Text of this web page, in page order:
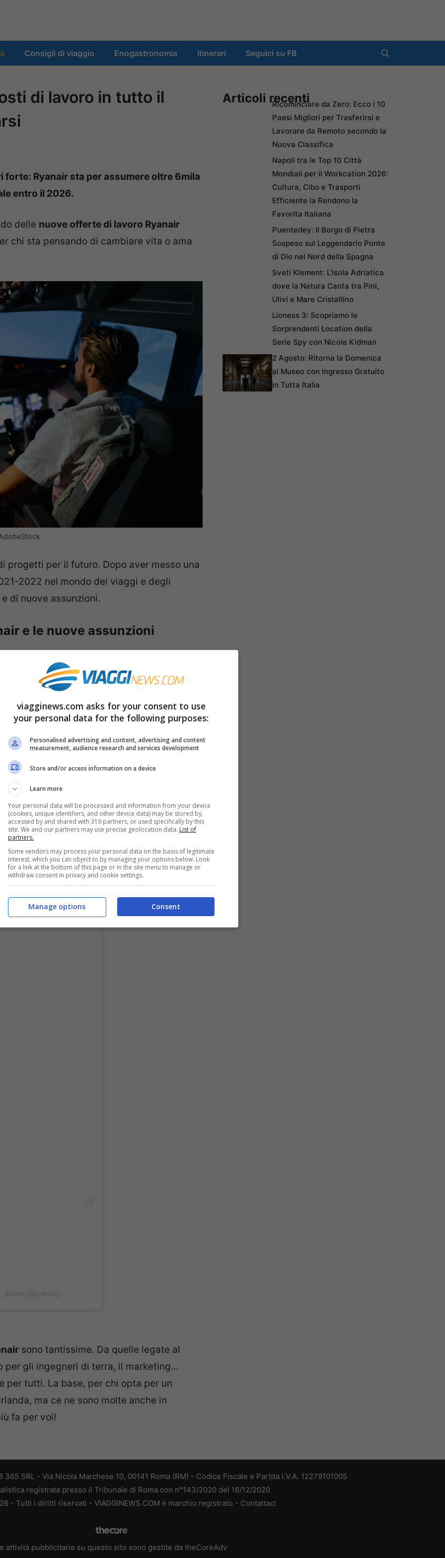
Consigli di viaggio Enogastronomia Itinerari Seguici su FB
di lavoro in tutto il
forte: Ryanair sta per assumere oltre 6mila
entro il 2026.
delle nuove offerte di lavoro Ryanair
chi sta pensando di cambiare vita o ama
progetti per il futuro. Dopo aver messo una
2022 nel mondo dei viaggi e degli
di nuove assunzioni.
e le nuove assunzioni
aspettative. Vuole crescere e per farlo ha
professionistidel settore dell’aviazione in
ha una base. Il tutto al fine di perseguire il
di passeggeritrasportati in un anno a
e candidarsi
Career di Ryanair
poi che l’intenzione della compagnia
laborioso e rapido allo stesso
professionali di qualità, ma che siano
e sono pieni di entusiasmo. La
e strutturata per offrire ai propri
di carriera, vantaggi di viaggio
sono tantissime. Da quelle legate al
per gli ingegneri di terra, il marketing…
per tutti. La base, per chi opta per un
ma ce ne sono molte anche in
fa per voi!
Articoli recentiRicominciare da Zero: Ecco i 10
Paesi Migliori per Trasferirsi e
Lavorare da Remoto secondo la
Nuova Classifica
Napoli tra le Top 10 Città
Mondiali per il Workcation 2026:
Cultura, Cibo e Trasporti
Efficiente la Rendono la
Favorita Italiana
Puentedey: Il Borgo di Pietra
Sospeso sul Leggendario Ponte
di Dio nel Nord della Spagna
Sveti Klement: L’Isola Adriatica
dove la Natura Canta tra Pini,
Ulivi e Mare Cristallino
Lioness 3: Scopriamo le
Sorprendenti Location della
Serie Spy con Nicole Kidman
2 Agosto: Ritorna la Domenica
al Museo con Ingresso Gratuito
in Tutta Italia
SRL - Via Nicola Marchese 10, 00141 Roma (RM) - Codice Fiscale e Partita I.V.A. 12279101005
registrata presso il Tribunale di Roma con n°143/2020 del 16/12/2020
- Tutti i diritti riservati - VIAGGINEWS.COM è marchio registrato - Contattaci
attività pubblicitarie su questo sito sono gestite da theCoreAdv
viagginews.com asks for your consent to use
your personal data for the following purposes:
Personalised advertising and content, advertising and content
measurement, audience research and services development
Store and/or access information on a device
Learn more
Your personal data will be processed and information from your device
(cookies, unique identifiers, and other device data) may be stored by,
accessed by and shared with 319 partners, or used specifically by this
site. We and our partners may use precise geolocation data. List of
partners.
Some vendors may process your personal data on the basis of legitimate
interest, which you can object to by managing your options below. Look
for a link at the bottom of this page or in the site menu to manage or
withdraw consent in privacy and cookie settings.
Consent
Manage options